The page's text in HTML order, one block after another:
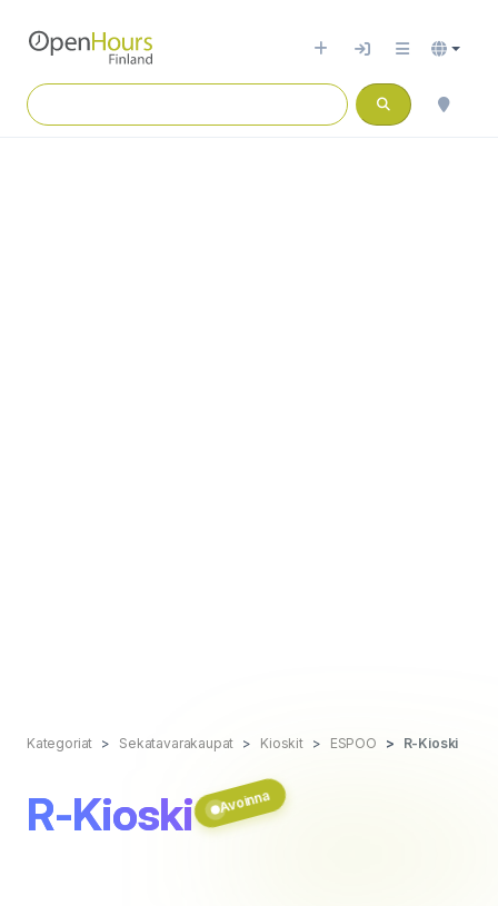
Kategoriat Sekatavarakaupat Kioskit ESPOO R-Kioski
R-Kioski Avoinna